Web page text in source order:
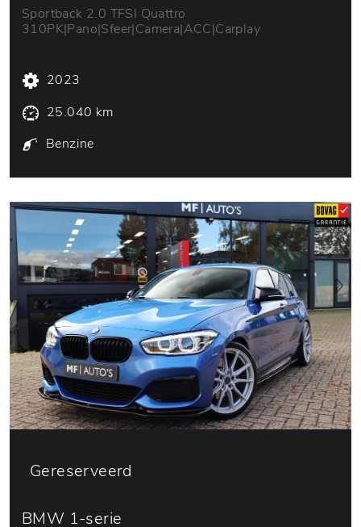
Sportback 2.0 TFSI Quattro
310PK|Pano|Sfeer|Camera|ACC|Carplay
2023
25.040 km
Benzine
Gereserveerd
BMW 1-serie